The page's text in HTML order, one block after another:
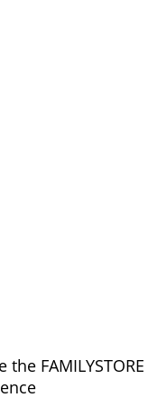
FAMILYSTORE